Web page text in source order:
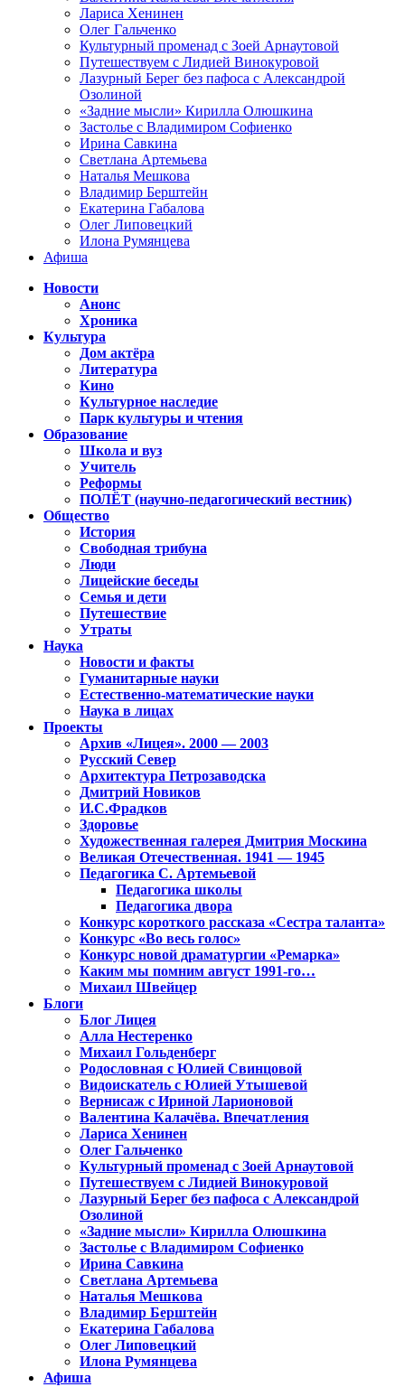
Лариса Хенинен
Олег Гальченко
Культурный променад с Зоей Арнаутовой
Путешествуем с Лидией Винокуровой
Лазурный Берег без пафоса с Александрой
Озолиной
«Задние мысли» Кирилла Олюшкина
Застолье с Владимиром Софиенко
Ирина Савкина
Светлана Артемьева
Наталья Мешкова
Владимир Берштейн
Екатерина Габалова
Олег Липовецкий
Илона Румянцева
Афиша
Новости
Анонс
Хроника
Культура
Дом актёра
Литература
Кино
Культурное наследие
Парк культуры и чтения
Образование
Школа и вуз
Учитель
Реформы
ПОЛЁТ (научно-педагогический вестник)
Общество
История
Свободная трибуна
Люди
Лицейские беседы
Семья и дети
Путешествие
Утраты
Наука
Новости и факты
Гуманитарные науки
Естественно-математические науки
Наука в лицах
Проекты
Архив «Лицея». 2000 — 2003
Русский Север
Архитектура Петрозаводска
Дмитрий Новиков
И.С.Фрадков
Здоровье
Художественная галерея Дмитрия Москина
Великая Отечественная. 1941 — 1945
Педагогика С. Артемьевой
Педагогика школы
Педагогика двора
Конкурс короткого рассказа «Сестра таланта»
Конкурс «Во весь голос»
Конкурс новой драматургии «Ремарка»
Каким мы помним август 1991-го…
Михаил Швейцер
Блоги
Блог Лицея
Алла Нестеренко
Михаил Гольденберг
Родословная с Юлией Свинцовой
Видоискатель с Юлией Утышевой
Вернисаж с Ириной Ларионовой
Валентина Калачёва. Впечатления
Лариса Хенинен
Олег Гальченко
Культурный променад с Зоей Арнаутовой
Путешествуем с Лидией Винокуровой
Лазурный Берег без пафоса с Александрой
Озолиной
«Задние мысли» Кирилла Олюшкина
Застолье с Владимиром Софиенко
Ирина Савкина
Светлана Артемьева
Наталья Мешкова
Владимир Берштейн
Екатерина Габалова
Олег Липовецкий
Илона Румянцева
Афиша